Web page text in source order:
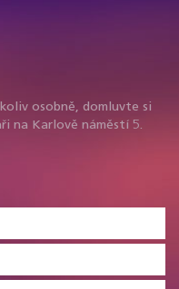
osobně, domluvte si
na Karlově náměstí 5.